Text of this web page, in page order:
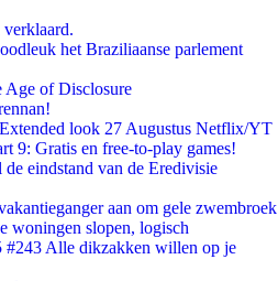
het Braziliaanse parlement
of Disclosure
look 27 Augustus Netflix/YT
9: Gratis en free-to-play games!
eindstand van de Eredivisie
aan om gele zwembroek
woningen slopen, logisch
#243 Alle dikzakken willen op je